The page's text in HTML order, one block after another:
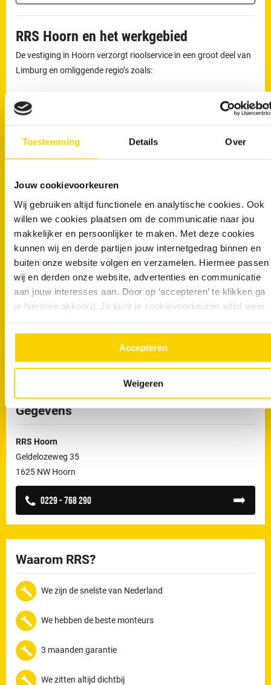
Toestemming Details Over
Jouw cookievoorkeuren
Wij gebruiken altijd functionele en analytische cookies. Ook
willen we cookies plaatsen om de communicatie naar jou
makkelijker en persoonlijker te maken. Met deze cookies
kunnen wij en derde partijen jouw internetgedrag binnen en
buiten onze website volgen en verzamelen. Hiermee passen
wij en derden onze website, advertenties en communicatie
aan jouw interesses aan. Door op ‘accepteren’ te klikken ga
je hiermee akkoord. Je kunt je cookievoorkeuren altijd weer
Accepteren
Weigeren
RRS Hoorn en het werkgebied
De vestiging in Hoorn verzorgt rioolservice in een groot deel van
Limburg en omliggende regio’s zoals:
0229 - 768 290
Gegevens
RRS Hoorn
Geldelozeweg 35
1625 NW Hoorn
0229 - 768 290
Waarom RRS?
We zijn de snelste van Nederland
We hebben de beste monteurs
3 maanden garantie
We zitten altijd dichtbij